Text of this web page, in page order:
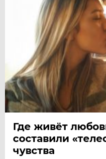
Где живёт
составили
чувства